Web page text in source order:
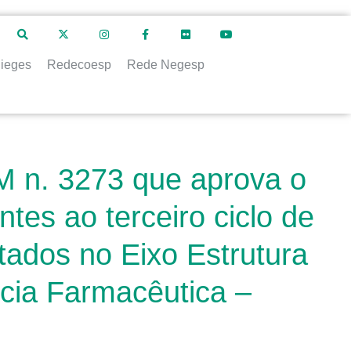
Redecoesp Rede Negesp
n. 3273 que aprova o
ao terceiro ciclo de
no Eixo Estrutura
Farmacêutica –